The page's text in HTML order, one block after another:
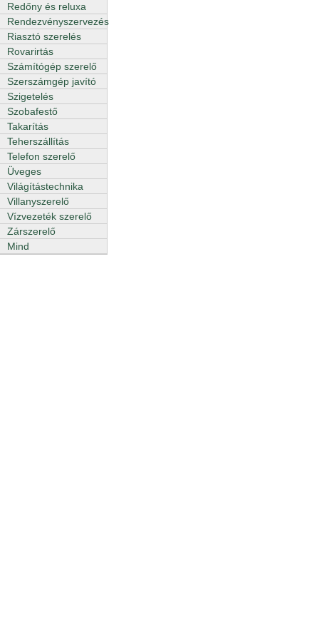
Redőny és reluxa
Rendezvényszervezés
Riasztó szerelés
Rovarirtás
Számítógép szerelő
Szerszámgép javító
Szigetelés
Szobafestő
Takarítás
Teherszállítás
Telefon szerelő
Üveges
Világítástechnika
Villanyszerelő
Vízvezeték szerelő
Zárszerelő
Mind